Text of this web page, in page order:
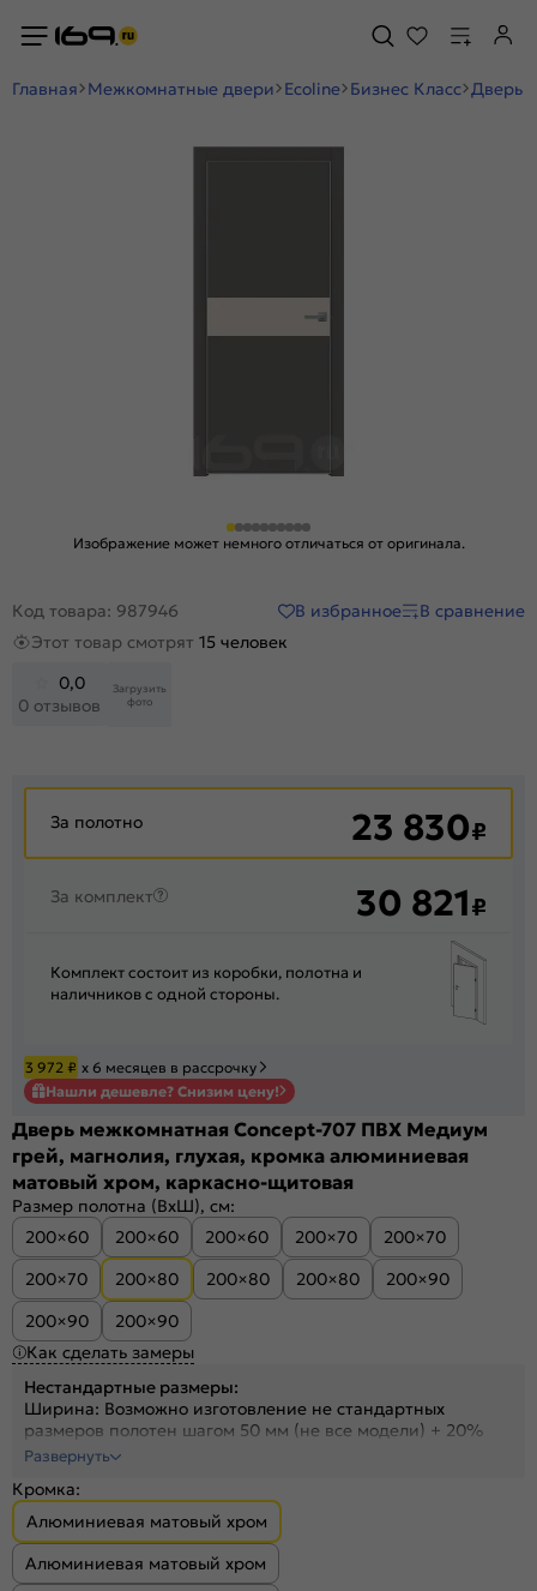
Главная Межкомнатные двери Ecoline Бизнес Класс Дверь
Изображение может немного отличаться от оригинала.
Код товара: 987946 В избранное
В сравнение
Этот товар смотрят 15 человек
0,0
0 отзывов
Загрузить
фото
За полотно 23 830₽
За комплект 30 821₽
Комплект состоит из коробки, полотна и
наличников с одной стороны.
3 972 ₽ х 6 месяцев в рассрочку
Нашли дешевле? Снизим цену!
Дверь межкомнатная Concept-707 ПВХ Медиум
грей, магнолия, глухая, кромка алюминиевая
матовый хром, каркасно-щитовая
Размер полотна (ВхШ), см:
200×60
200×60 200×60 200×70
200×70
200×70
200×80 200×80 200×80
200×90
200×90
200×90
Как сделать замеры
Нестандартные размеры:
Ширина: Возможно изготовление не стандартных
размеров полотен шагом 50 мм (не все модели) + 20%
Высота: На полотна высотой от 1700 до 2300 мм +30%
Развернуть
Кромка:
Алюминиевая матовый хром
Алюминиевая матовый хром